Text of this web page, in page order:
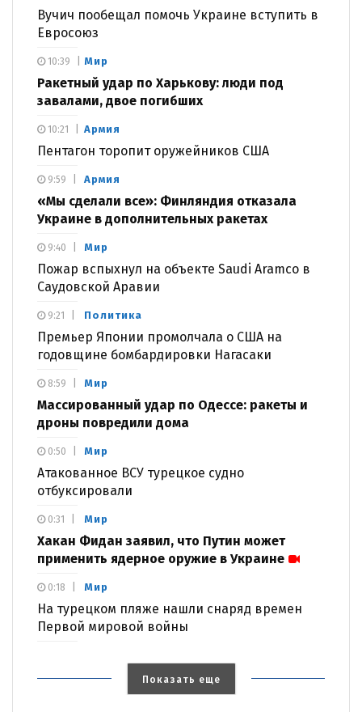
Вучич пообещал помочь Украине вступить в
Евросоюз
Мир
Ракетный удар по Харькову: люди под
завалами, двое погибших
10:39
Армия
Пентагон торопит оружейников США
10:21
Армия
«Мы сделали все»: Финляндия отказала
Украине в дополнительных ракетах
9:59
Мир
Пожар вспыхнул на объекте Saudi Aramco в
Саудовской Аравии
9:40
Политика
Премьер Японии промолчала о США на
годовщине бомбардировки Нагасаки
9:21
Мир
Массированный удар по Одессе: ракеты и
дроны повредили дома
8:59
Мир
Атакованное ВСУ турецкое судно
отбуксировали
0:50
Мир
Хакан Фидан заявил, что Путин может
применить ядерное оружие в Украине
0:31
Мир
На турецком пляже нашли снаряд времен
Первой мировой войны
0:18
Показать еще